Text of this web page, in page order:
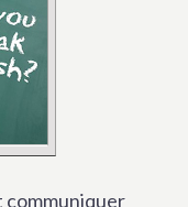
communiquer